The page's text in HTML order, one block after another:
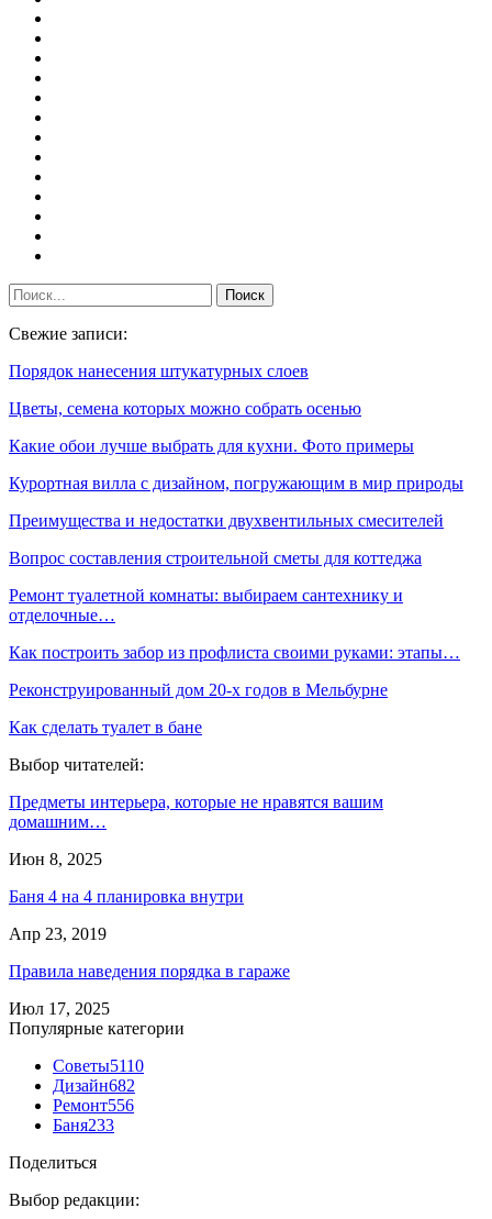
Свежие записи:
Порядок нанесения штукатурных слоев
Цветы, семена которых можно собрать осенью
Какие обои лучше выбрать для кухни. Фото примеры
Курортная вилла с дизайном, погружающим в мир природы
Преимущества и недостатки двухвентильных смесителей
Вопрос составления строительной сметы для коттеджа
Ремонт туалетной комнаты: выбираем сантехнику и
отделочные…
Как построить забор из профлиста своими руками: этапы…
Реконструированный дом 20-х годов в Мельбурне
Как сделать туалет в бане
Выбор читателей:
Предметы интерьера, которые не нравятся вашим
домашним…
Июн 8, 2025
Баня 4 на 4 планировка внутри
Апр 23, 2019
Правила наведения порядка в гараже
Июл 17, 2025
Популярные категории
Советы5110
Дизайн682
Ремонт556
Баня233
Поделиться
Выбор редакции: